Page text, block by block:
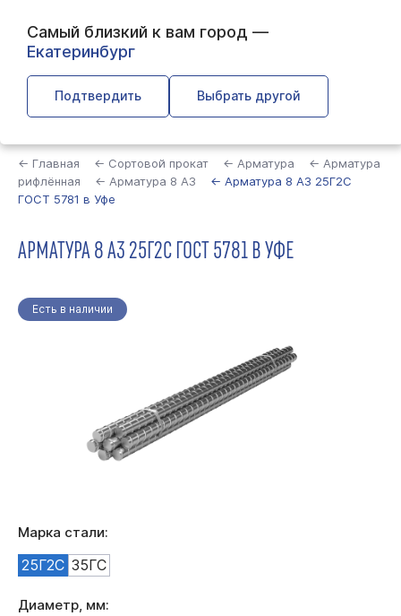
Самый близкий к вам город —
Екатеринбург
Подтвердить Выбрать другой
← Главная ← Сортовой прокат ← Арматура
← Арматура
рифлённая
← Арматура 8 А3
← Арматура 8 А3 25Г2С
ГОСТ 5781 в Уфе
АРМАТУРА 8 А3 25Г2С ГОСТ 5781 В УФЕ
Есть в наличии
Марка стали:
25Г2С 35ГС
Диаметр, мм: